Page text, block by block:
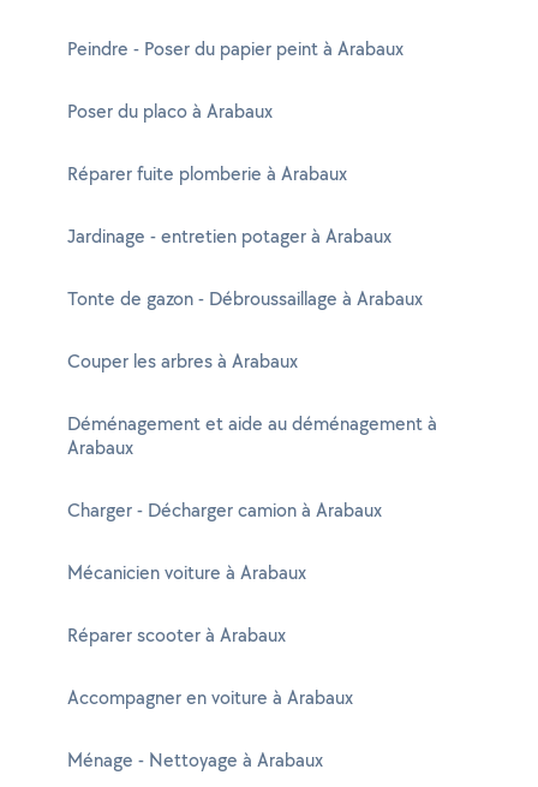
Peindre - Poser du papier peint à Arabaux
Poser du placo à Arabaux
Réparer fuite plomberie à Arabaux
Jardinage - entretien potager à Arabaux
Tonte de gazon - Débroussaillage à Arabaux
Couper les arbres à Arabaux
Déménagement et aide au déménagement à
Arabaux
Charger - Décharger camion à Arabaux
Mécanicien voiture à Arabaux
Réparer scooter à Arabaux
Accompagner en voiture à Arabaux
Ménage - Nettoyage à Arabaux